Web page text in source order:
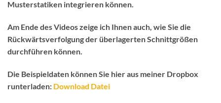
Musterstatiken integrieren können.
Am Ende des Videos zeige ich Ihnen auch, wie Sie die
Rückwärtsverfolgung der überlagerten Schnittgrößen
durchführen können.
Die Beispieldaten können Sie hier aus meiner Dropbox
runterladen: Download Datei